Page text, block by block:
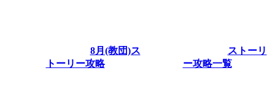
8月(教団)ス
トーリー攻略
ストーリ
ー攻略一覧